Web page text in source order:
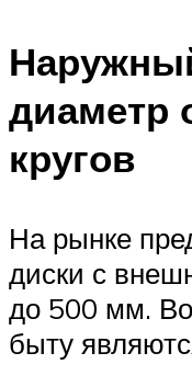
диаметр
кругов
На рынке
диски с
до 500 мм.
быту